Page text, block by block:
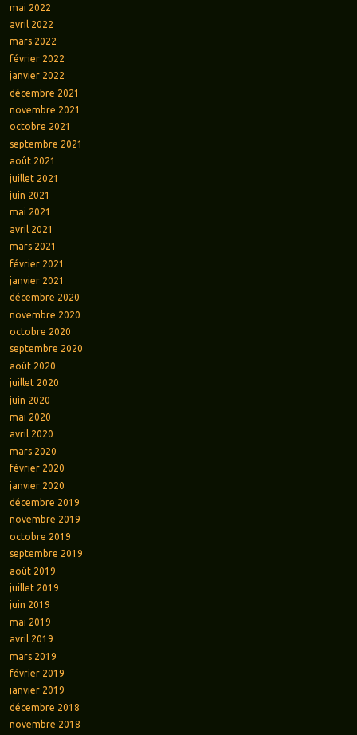
mai 2022
avril 2022
mars 2022
février 2022
janvier 2022
décembre 2021
novembre 2021
octobre 2021
septembre 2021
août 2021
juillet 2021
juin 2021
mai 2021
avril 2021
mars 2021
février 2021
janvier 2021
décembre 2020
novembre 2020
octobre 2020
septembre 2020
août 2020
juillet 2020
juin 2020
mai 2020
avril 2020
mars 2020
février 2020
janvier 2020
décembre 2019
novembre 2019
octobre 2019
septembre 2019
août 2019
juillet 2019
juin 2019
mai 2019
avril 2019
mars 2019
février 2019
janvier 2019
décembre 2018
novembre 2018